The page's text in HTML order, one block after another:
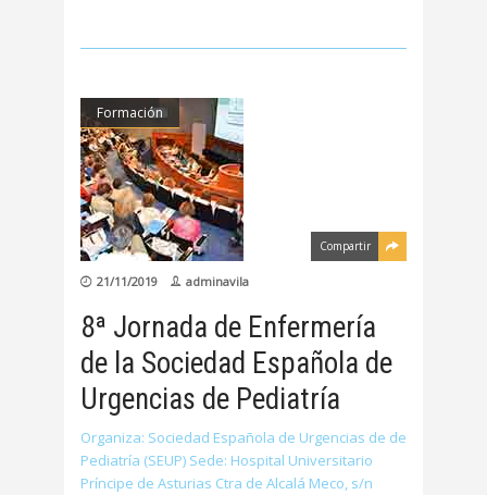
Formación
Compartir
21/11/2019 adminavila
8ª Jornada de Enfermería
de la Sociedad Española de
Urgencias de Pediatría
Organiza: Sociedad Española de Urgencias de de
Pediatría (SEUP) Sede: Hospital Universitario
Príncipe de Asturias Ctra de Alcalá Meco, s/n